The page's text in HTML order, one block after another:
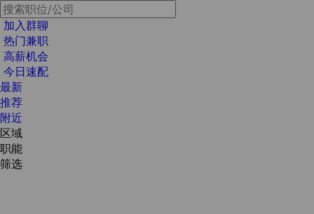
加入群聊
热门兼职
高薪机会
今日速配
最新
推荐
附近
区域
职能
筛选